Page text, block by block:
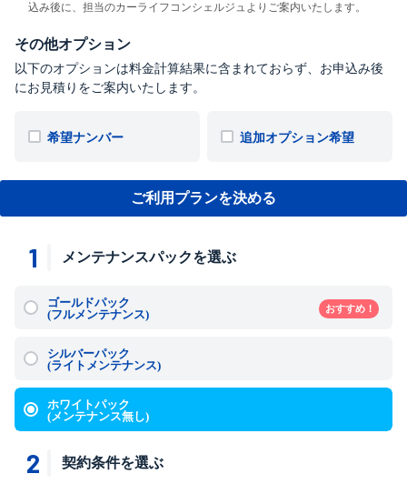
込み後に、担当のカーライフコンシェルジュよりご案内いたします。
その他オプション
以下のオプションは料金計算結果に含まれておらず、お申込み後
にお見積りをご案内いたします。
希望ナンバー 追加オプション希望
ご利用プランを決める
1 メンテナンスパックを選ぶ
ゴールドパック
(フルメンテナンス)
おすすめ！
シルバーパック
(ライトメンテナンス)
ホワイトパック
(メンテナンス無し)
2 契約条件を選ぶ